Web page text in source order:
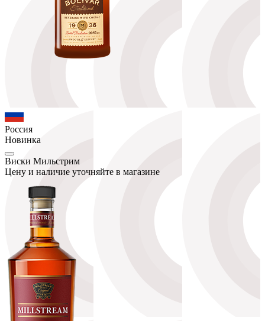
Россия
Новинка
Виски Мильстрим
Цену и наличие уточняйте в магазине